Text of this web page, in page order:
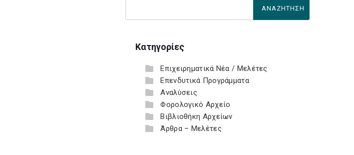
Κατηγορίες
Επιχειρηματικά Νέα / Μελέτες
Επενδυτικά Προγράμματα
Αναλύσεις
Φορολογικό Αρχείο
Βιβλιοθήκη Αρχείων
Άρθρα – Μελέτες